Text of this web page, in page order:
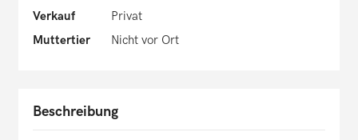
Verkauf
Privat
Muttertier
Nicht vor Ort
Beschreibung